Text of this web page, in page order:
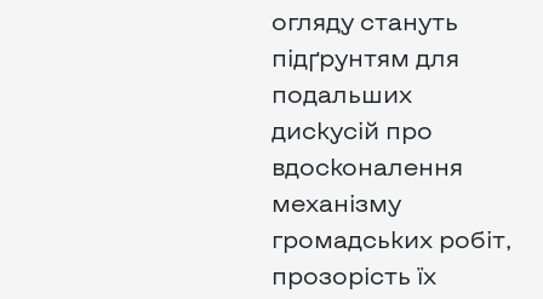
огляду стануть
підґрунтям для
подальших
дискусій про
вдосконалення
механізму
громадських робіт,
прозорість їх